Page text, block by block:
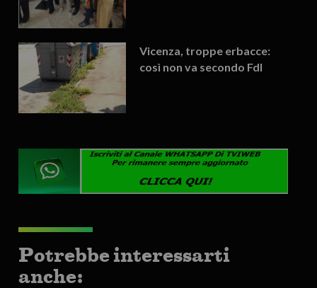
Vicenza, troppe erbacce:
così non va secondo FdI
Potrebbe interessarti
anche: